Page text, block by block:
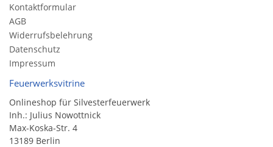
Kontaktformular
AGB
Widerrufsbelehrung
Datenschutz
Impressum
Feuerwerksvitrine
Onlineshop für Silvesterfeuerwerk
Inh.: Julius Nowottnick
Max-Koska-Str. 4
13189 Berlin